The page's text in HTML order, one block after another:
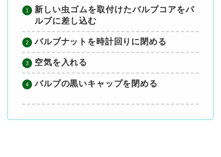
新しい虫ゴムを取付けたバルブコアをバ
ルブに差し込む
バルブナットを時計回りに閉める
空気を入れる
バルブの黒いキャップを閉める